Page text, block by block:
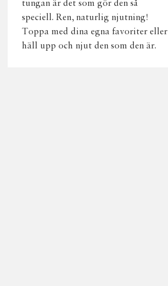
tungan är det som gör den så
speciell. Ren, naturlig njutning!
Toppa med dina egna favoriter eller
häll upp och njut den som den är.